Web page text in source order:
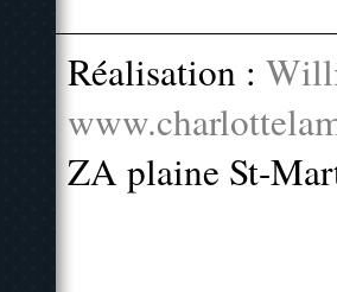
Réalisation :
ZA plaine St-